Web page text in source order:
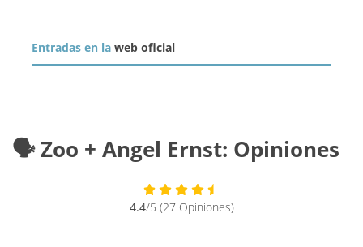
Entradas en la web oficial
🗣️ Zoo + Angel Ernst: Opiniones
4.4/5 (27 Opiniones)